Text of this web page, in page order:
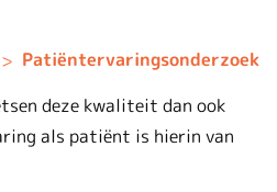
Patiëntervaringsonderzoek
deze kwaliteit dan ook
als patiënt is hierin van